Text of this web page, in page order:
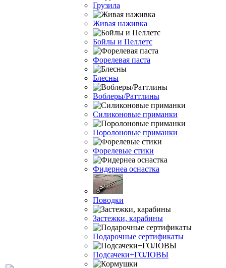
Грузила
Живая наживка
Бойлы и Пеллетс
Форелевая паста
Блесны
Воблеры/Раттлины
Силиконовые приманки
Поролоновые приманки
Форелевые стики
Фидернеа оснастка
Поводки
Застежки, карабины
Подарочные сертификаты
Подсачеки+ГОЛОВЫ